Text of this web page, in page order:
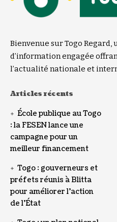
Bienvenue sur Togo Regard,
d’information engagée
l’actualité nationale et
Articles récents
École publique au Togo
: la FESEN lance une
campagne pour un
meilleur financement
Togo : gouverneurs et
préfets réunis à Blitta
pour améliorer l’action
de l’État